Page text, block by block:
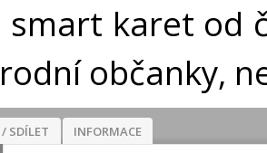
karet od
občanky,
SDÍLET INFORMACE